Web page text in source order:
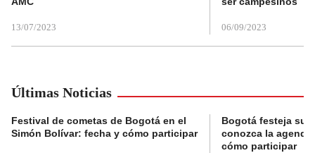
13/07/2023 06/09/2023
Últimas Noticias
Festival de cometas de Bogotá en el
Simón Bolívar: fecha y cómo participar
Bogotá festeja su
conozca la
cómo participar